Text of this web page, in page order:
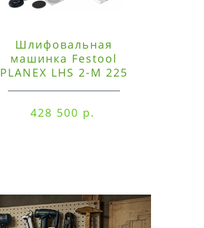
Шлифовальная
машинка Festool
PLANEX LHS 2-M 225
428 500 р.